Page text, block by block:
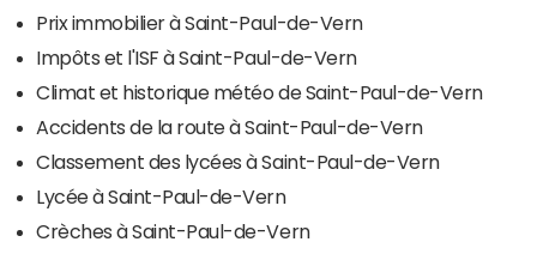
Prix immobilier à Saint-Paul-de-Vern
Impôts et l'ISF à Saint-Paul-de-Vern
Climat et historique météo de Saint-Paul-de-Vern
Accidents de la route à Saint-Paul-de-Vern
Classement des lycées à Saint-Paul-de-Vern
Lycée à Saint-Paul-de-Vern
Crèches à Saint-Paul-de-Vern